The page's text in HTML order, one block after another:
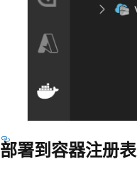
部署到容器注册表